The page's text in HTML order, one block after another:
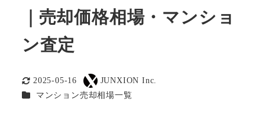
｜売却価格相場・マンショ
ン査定
更新日
2025-05-16
著
者
JUNXION Inc.
カテゴリー
マンション売却相場一覧